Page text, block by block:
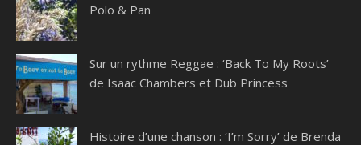
Polo & Pan
Sur un rythme Reggae : ‘Back To My Roots’
de Isaac Chambers et Dub Princess
Histoire d’une chanson : ‘I’m Sorry’ de Brenda